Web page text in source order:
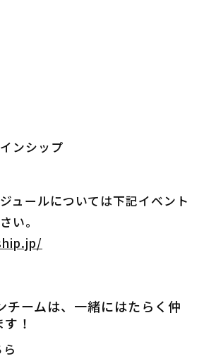
ンシップ
ュールについては下記イベント
い。
ームは、一緒にはたらく仲
！